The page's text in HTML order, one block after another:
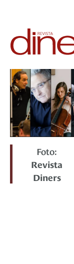
Foto:
Revista
Diners